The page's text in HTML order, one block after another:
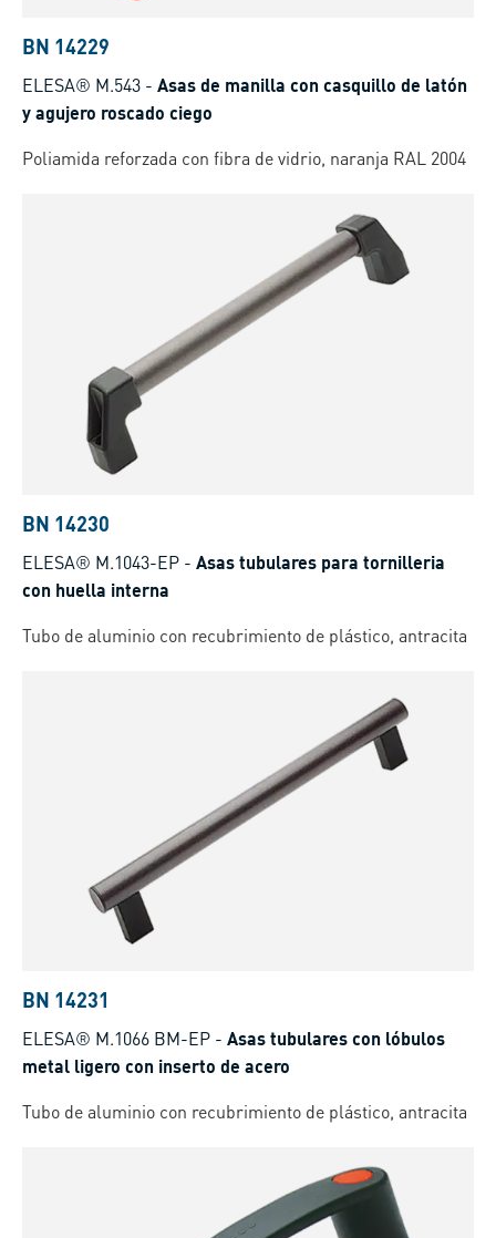
BN 14229
ELESA® M.543 - Asas de manilla con casquillo de latón
y agujero roscado ciego
Poliamida reforzada con fibra de vidrio, naranja RAL 2004
BN 14230
ELESA® M.1043-EP - Asas tubulares para tornilleria
con huella interna
Tubo de aluminio con recubrimiento de plástico, antracita
BN 14231
ELESA® M.1066 BM-EP - Asas tubulares con lóbulos
metal ligero con inserto de acero
Tubo de aluminio con recubrimiento de plástico, antracita